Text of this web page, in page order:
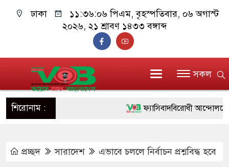
ঢাকা ১১:৩৬:০৭ পিএম, বৃহস্পতিবার, ০৬ অগাস্ট
২০২৬, ২১ শ্রাবণ ১৪৩৩ বঙ্গাব্দ
সকল
শিরোনাম : ফ্যাসিবাদবিরোধী আন্দোলনে
মাননীয় প্রধানমন্ত্রী, মন্ত্রীবর্গ ও
প্রচ্ছদ সারাদেশ এভাবে চললে নির্বাচন প্রশ্নবিদ্ধ হবে